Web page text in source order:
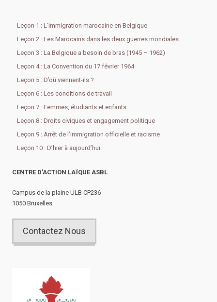
Leçon 1 : L’immigration marocaine en Belgique
Leçon 2 : Les Marocains dans les deux guerres mondiales
Leçon 3 : La Belgique a besoin de bras (1945 – 1962)
Leçon 4 : La Convention du 17 février 1964
Leçon 5 : D’où viennent-ils ?
Leçon 6 : Les conditions de travail
Leçon 7 : Femmes, étudiants et enfants
Leçon 8 : Droits civiques et engagement politique
Leçon 9 : Arrêt de l’immigration officielle et racisme
Leçon 10 : D’hier à aujourd’hui
CENTRE D’ACTION LAÏQUE ASBL
Campus de la plaine ULB CP236
1050 Bruxelles
Contactez Nous